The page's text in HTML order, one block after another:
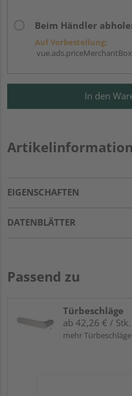
Beim Händler
Auf Vorbestellung:
In den
EIGENSCHAFTEN
DATENBLÄTTER
Passend zu
Türbeschläge
ab 42,26 € / Stk.
mehr Türbeschläge